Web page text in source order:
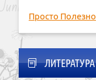
Просто Полезно
ЛИТЕРАТУРА